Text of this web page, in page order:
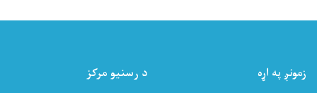
زمونږ په اړه د رسنیو مرکز